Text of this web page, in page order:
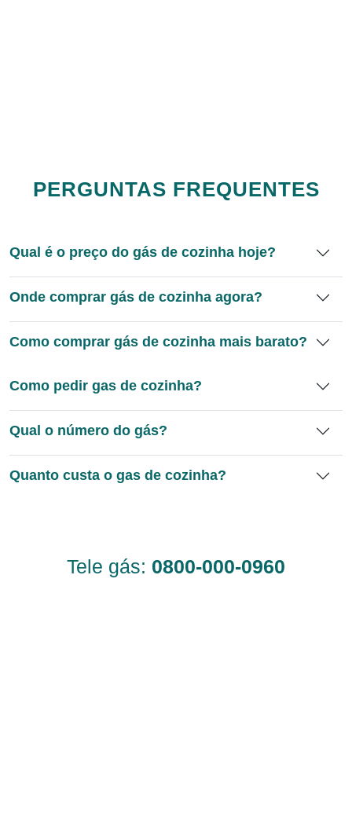
PERGUNTAS FREQUENTES
Qual é o preço do gás de cozinha hoje?
Onde comprar gás de cozinha agora?
Como comprar gás de cozinha mais barato?
Como pedir gas de cozinha?
Qual o número do gás?
Quanto custa o gas de cozinha?
Tele gás: 0800-000-0960